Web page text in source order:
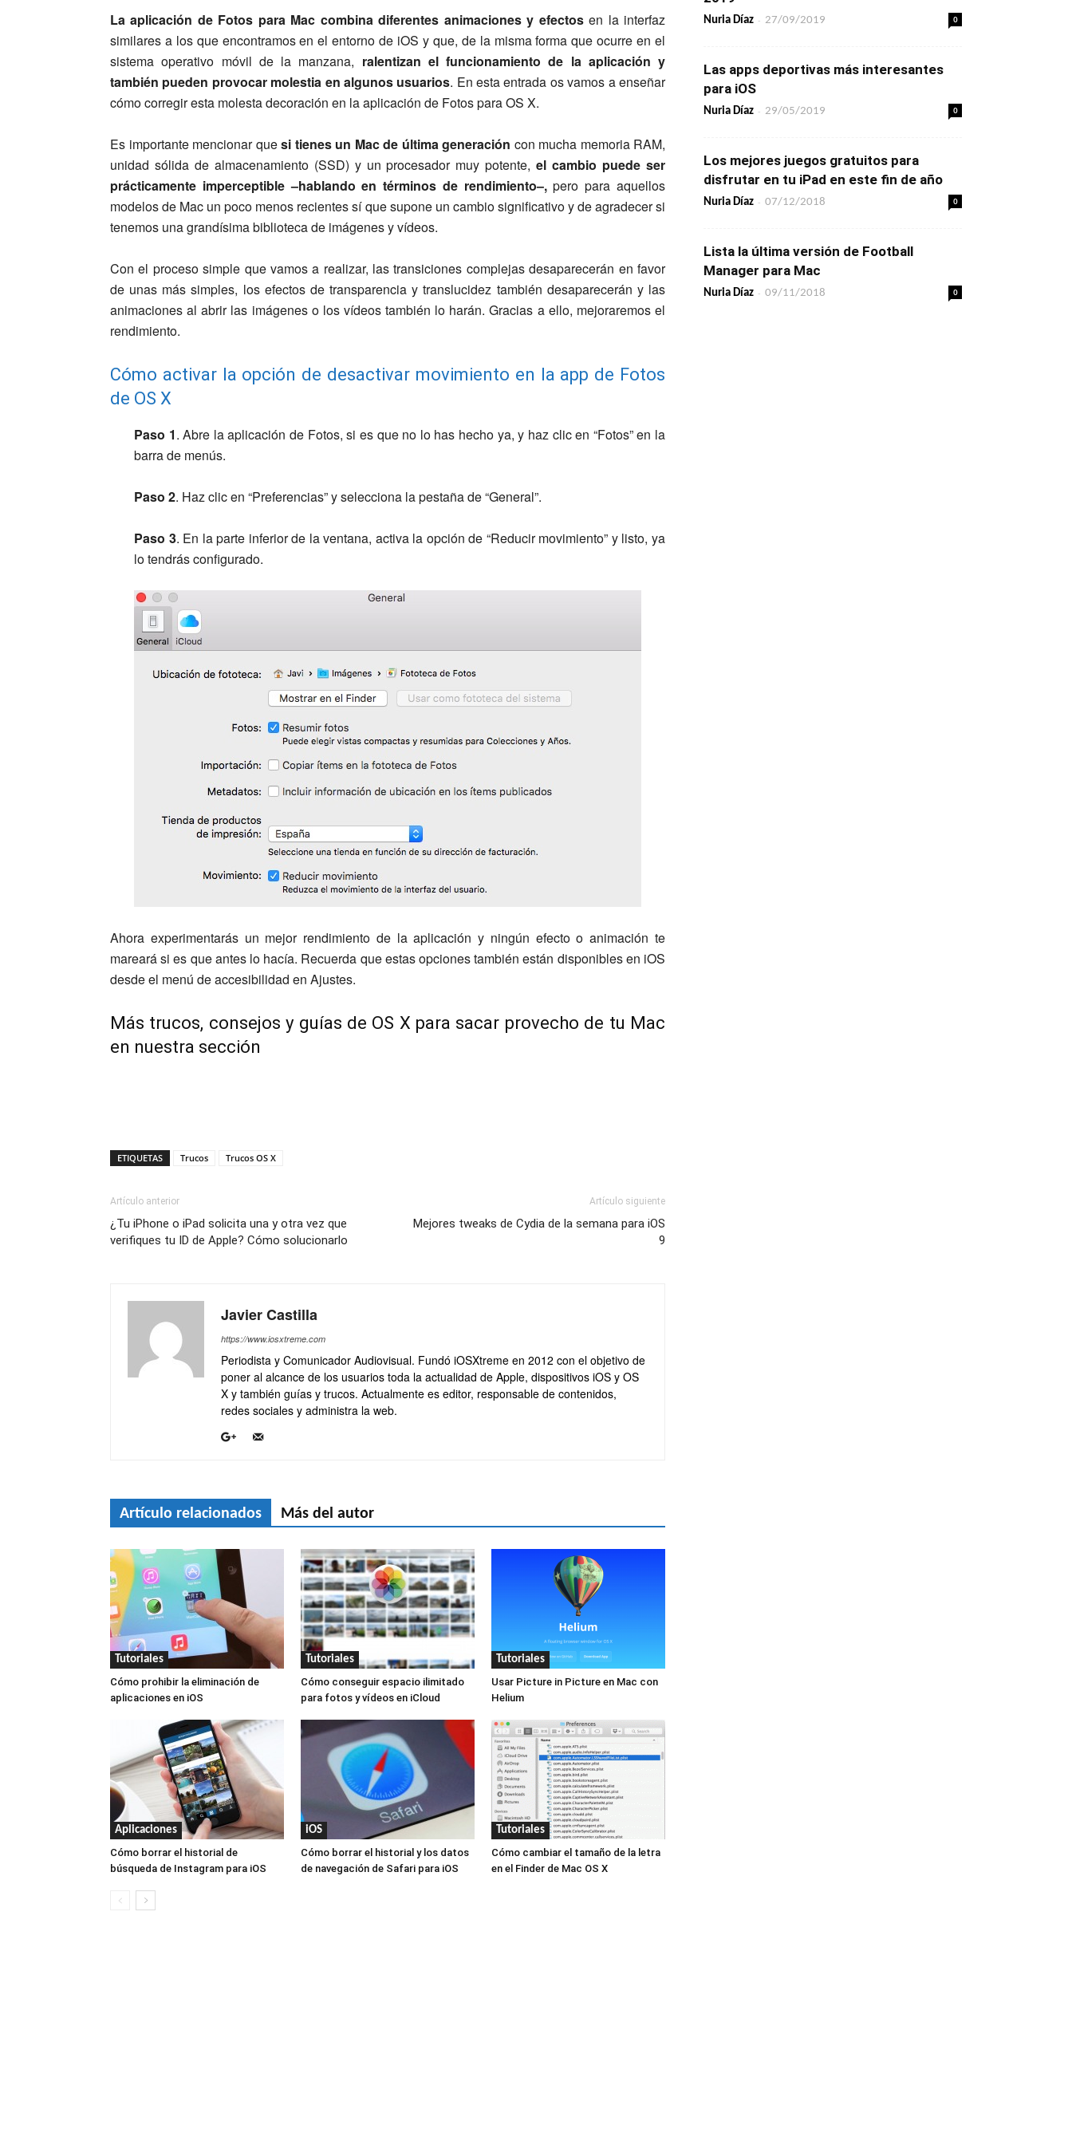
La aplicación de Fotos para Mac combina diferentes animaciones y efectosen la interfaz
similares a los que encontramos en el entorno de iOS y que, de la misma forma que ocurre en el
sistema operativo móvil de la manzana, ralentizan el funcionamiento de la aplicación y
también pueden provocar molestia en algunos usuarios. En esta entrada os vamos a enseñar
cómo corregir esta molesta decoración en la aplicación de Fotos para OS X.
Es importante mencionar quesi tienes un Mac de última generación con mucha memoria RAM,
unidad sólida de almacenamiento (SSD) y un procesador muy potente, el cambio puede ser
prácticamente imperceptible –hablando en términos de rendimiento–,pero para aquellos
modelos de Mac un poco menos recientes sí que supone un cambio significativo y de agradecer si
tenemos una grandísima biblioteca de imágenes y vídeos.
Con el proceso simple que vamos a realizar, las transiciones complejas desaparecerán en favor
de unas más simples, los efectos de transparencia y translucidez también desaparecerán y las
animaciones al abrir las imágenes o los vídeos también lo harán. Gracias a ello, mejoraremos el
rendimiento.
Cómo activar la opción de desactivar movimiento en la app de Fotos
de OS X
Paso 1. Abre la aplicación de Fotos, si es que no lo has hecho ya, y haz clic en “Fotos” en la
barra de menús.
Paso 2. Haz clic en “Preferencias” y selecciona la pestaña de “General”.
Paso 3. En la parte inferior de la ventana, activa la opción de “Reducir movimiento” y listo, ya
lo tendrás configurado.
Ahora experimentarás un mejor rendimiento de la aplicación y ningún efecto o animación te
mareará si es que antes lo hacía. Recuerda que estas opciones también están disponibles en iOS
desde el menú de accesibilidad en Ajustes.
Más trucos, consejos y guías de OS X para sacar provecho de tu Mac
en nuestra sección
ETIQUETAS Trucos Trucos OS X
Artículo anterior
¿Tu iPhone o iPad solicita una y otra vez que
verifiques tu ID de Apple? Cómo solucionarlo
Artículo siguiente
Mejores tweaks de Cydia de la semana para iOS
9
Javier Castilla
https://www.iosxtreme.com
Periodista y Comunicador Audiovisual. Fundó iOSXtreme en 2012 con el objetivo de
poner al alcance de los usuarios toda la actualidad de Apple, dispositivos iOS y OS
X y también guías y trucos. Actualmente es editor, responsable de contenidos,
redes sociales y administra la web.
Artículo relacionados Más del autor
Tutoriales
Cómo prohibir la eliminación de
aplicaciones en iOS
Tutoriales
Cómo conseguir espacio ilimitado
para fotos y vídeos en iCloud
Tutoriales
Usar Picture in Picture en Mac con
Helium
Aplicaciones
Cómo borrar el historial de
búsqueda de Instagram para iOS
iOS
Cómo borrar el historial y los datos
de navegación de Safari para iOS
Tutoriales
Cómo cambiar el tamaño de la letra
en el Finder de Mac OS X
Nuria Díaz - 27/09/2019 0
Las apps deportivas más interesantes
para iOS
Nuria Díaz - 29/05/2019 0
Los mejores juegos gratuitos para
disfrutar en tu iPad en este fin de año
Nuria Díaz - 07/12/2018 0
Lista la última versión de Football
Manager para Mac
Nuria Díaz - 09/11/2018 0